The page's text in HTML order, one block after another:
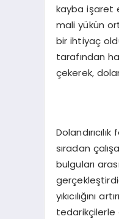
kayba işaret
mali yükün
bir ihtiyaç
tarafından
çekerek,
sıradan
bulguları
yıkıcılığını
tedarikçilerle